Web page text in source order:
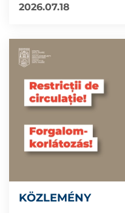
2026.07.18
KÖZLEMÉNY